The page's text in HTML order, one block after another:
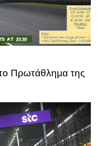
το Πρωτάθλημα της